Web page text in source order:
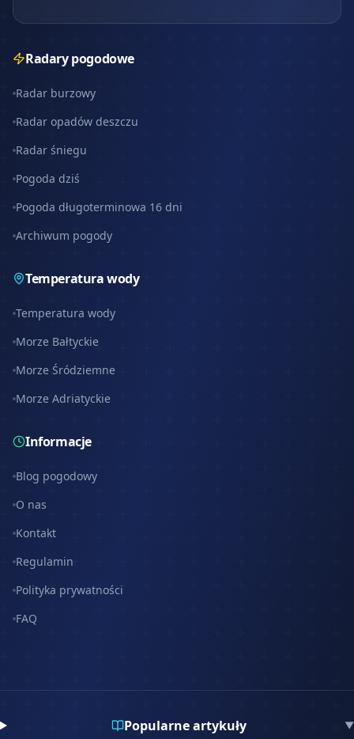
Radary pogodowe
Radar burzowy
Radar opadów deszczu
Radar śniegu
Pogoda dziś
Pogoda długoterminowa 16 dni
Archiwum pogody
Temperatura wody
Temperatura wody
Morze Bałtyckie
Morze Śródziemne
Morze Adriatyckie
Informacje
Blog pogodowy
O nas
Kontakt
Regulamin
Polityka prywatności
FAQ
Popularne artykuły ▼